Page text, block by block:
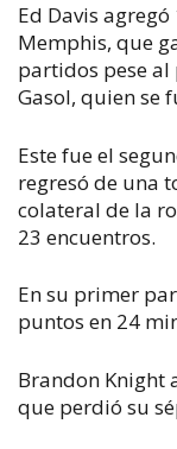
Ed Davis
Memphis, que
partidos pese
Gasol, quien se
Este fue el
regresó de una
colateral de la
23 encuentros.
En su primer
puntos en 24
Brandon Knight
que perdió su